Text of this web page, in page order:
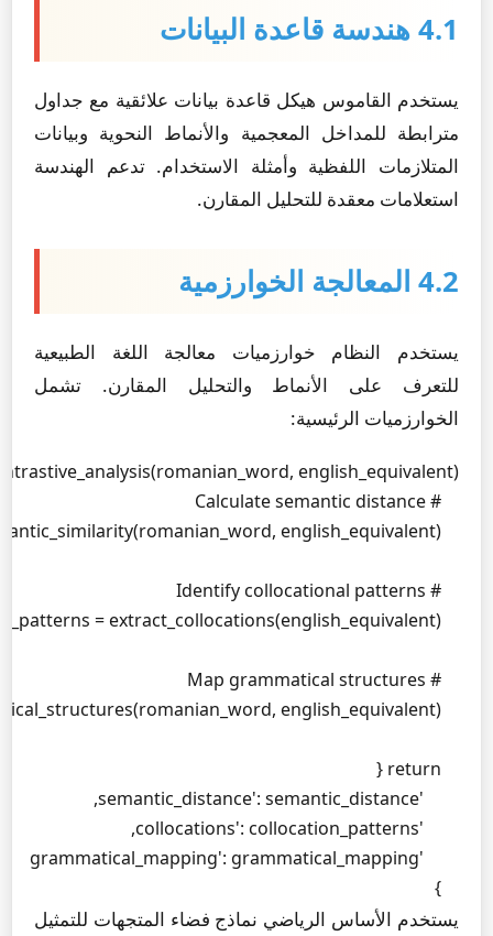
4.1 هندسة قاعدة البيانات
يستخدم القاموس هيكل قاعدة بيانات علائقية مع جداول
مترابطة للمداخل المعجمية والأنماط النحوية وبيانات
المتلازمات اللفظية وأمثلة الاستخدام. تدعم الهندسة
استعلامات معقدة للتحليل المقارن.
4.2 المعالجة الخوارزمية
يستخدم النظام خوارزميات معالجة اللغة الطبيعية
للتعرف على الأنماط والتحليل المقارن. تشمل
الخوارزميات الرئيسية:
    }
يستخدم الأساس الرياضي نماذج فضاء المتجهات للتمثيل